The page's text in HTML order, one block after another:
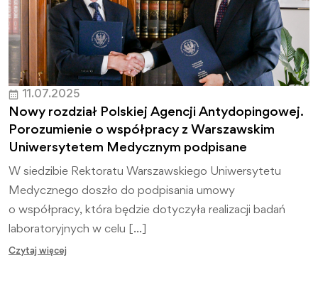
11.07.2025
Nowy rozdział Polskiej Agencji Antydopingowej.
Porozumienie o współpracy z Warszawskim
Uniwersytetem Medycznym podpisane
W siedzibie Rektoratu Warszawskiego Uniwersytetu
Medycznego doszło do podpisania umowy
o współpracy, która będzie dotyczyła realizacji badań
laboratoryjnych w celu […]
Czytaj więcej